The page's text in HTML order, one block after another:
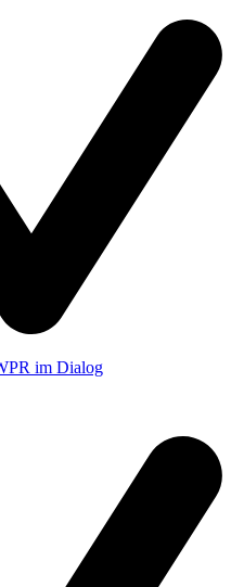
im Dialog